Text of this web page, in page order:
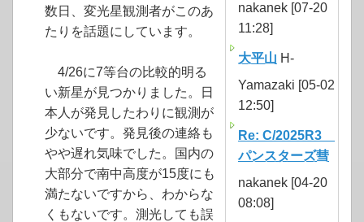
数日、変光星観測者がこのあ
たりを話題にしています。
4/26に7等台の比較的明る
い新星が見つかりました。日
本人が発見したわりに観測が
少ないです。発見後の連絡も
やや遅れ気味でした。国内の
大部分で南中高度が15度にも
満たないですから、わからな
くもないです。測光しても誤
nakanek [07-20
11:28]
大平山 H-
Yamazaki [05-02
12:50]
Re: C/2025R3
パンスターズ彗
nakanek [04-20
08:08]